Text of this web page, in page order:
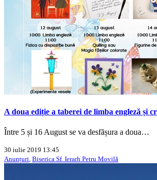
A doua ediție a taberei de limba engleză și
Între 5 și 16 August se va desfășura a doua…
30 iulie 2019 13:45
Anunțuri Biserica Sf. Ierarh Petru Movilă